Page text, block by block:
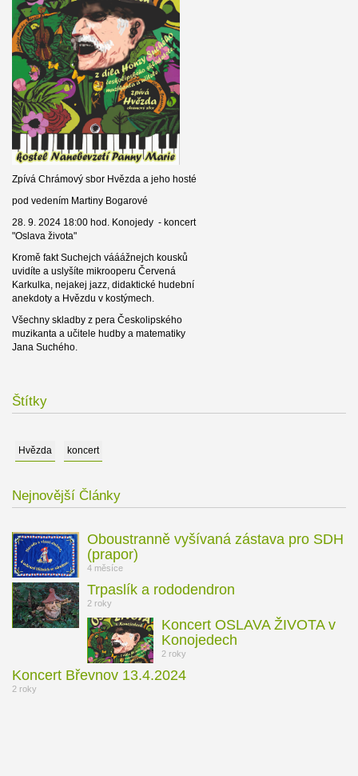
Zpívá Chrámový sbor Hvězda a jeho hosté
pod vedením Martiny Bogarové
28. 9. 2024 18:00 hod. Konojedy - koncert
"Oslava života"
Kromě fakt Suchejch vááážnejch kousků
uvidíte a uslyšíte mikrooperu Červená
Karkulka, nejakej jazz, didaktické hudební
anekdoty a Hvězdu v kostýmech.
Všechny skladby z pera Českolipského
muzikanta a učitele hudby a matematiky
Jana Suchého.
Štítky
Hvězda koncert
Nejnovější Články
Oboustranně vyšívaná zástava pro SDH
(prapor)
4 měsíce
Trpaslík a rododendron
2 roky
Koncert OSLAVA ŽIVOTA v
Konojedech
2 roky
Koncert Břevnov 13.4.2024
2 roky